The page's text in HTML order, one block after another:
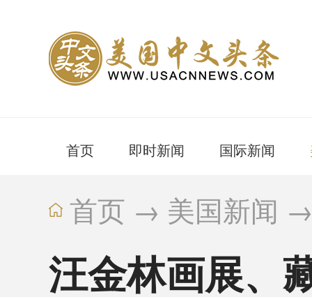
首页 即时新闻 国际新闻
首页 → 美国新闻
汪金林画展、